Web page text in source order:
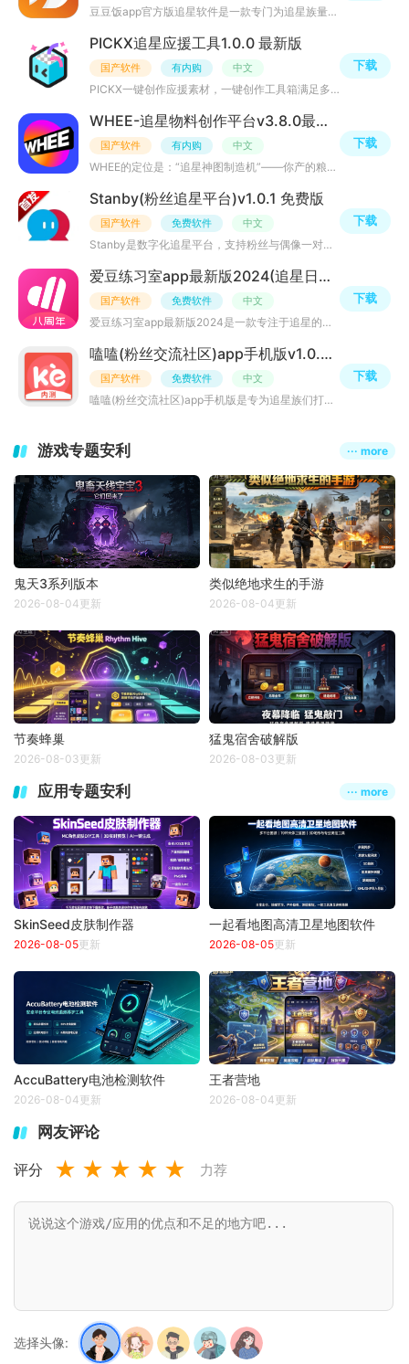
豆豆饭app官方版追星软件是一款专门为追星族量身打造的手机应用，在现如今的社交网络时代，明星已经成为年轻
PICKX追星应援工具1.0.0 最新版
国产软件 有内购 中文
PICKX一键创作应援素材，一键创作工具箱满足多种场景需求， 在这里处理你的应援物料，开启精彩追星新旅程。
下载
WHEE-追星物料创作平台v3.8.0最新版
国产软件 有内购 中文
WHEE的定位是：“追星神图制造机”——你产的粮，TA都能看到！”。它由知名影像处理公司美图开发，基于其自
下载
Stanby(粉丝追星平台)v1.0.1 免费版
国产软件 免费软件 中文
Stanby是数字化追星平台，支持粉丝与偶像一对一私信、查看专属频道动态、参与公共论坛讨论。能便捷追踪偶像
下载
爱豆练习室app最新版2024(追星日程软件)v7.6.9.5 手机版
国产软件 免费软件 中文
爱豆练习室app最新版2024是一款专注于追星的手机应用软件，极大满足了追星族的粉丝需求，无论你是饭团新人还
下载
嗑嗑(粉丝交流社区)app手机版v1.0.3安卓版
国产软件 免费软件 中文
嗑嗑(粉丝交流社区)app手机版是专为追星族们打造的互联网社交平台；在这里你可以拥有多重独立的追星身份，与
下载
游戏专题安利 ··· more
鬼天3系列版本
2026-08-04更新
类似绝地求生的手游
2026-08-04更新
节奏蜂巢
2026-08-03更新
猛鬼宿舍破解版
2026-08-03更新
应用专题安利 ··· more
SkinSeed皮肤制作器
2026-08-05更新
一起看地图高清卫星地图软件
2026-08-05更新
AccuBattery电池检测软件
2026-08-04更新
王者营地
2026-08-04更新
网友评论
评分 ★ ★ ★ ★ ★ 力荐
选择头像: